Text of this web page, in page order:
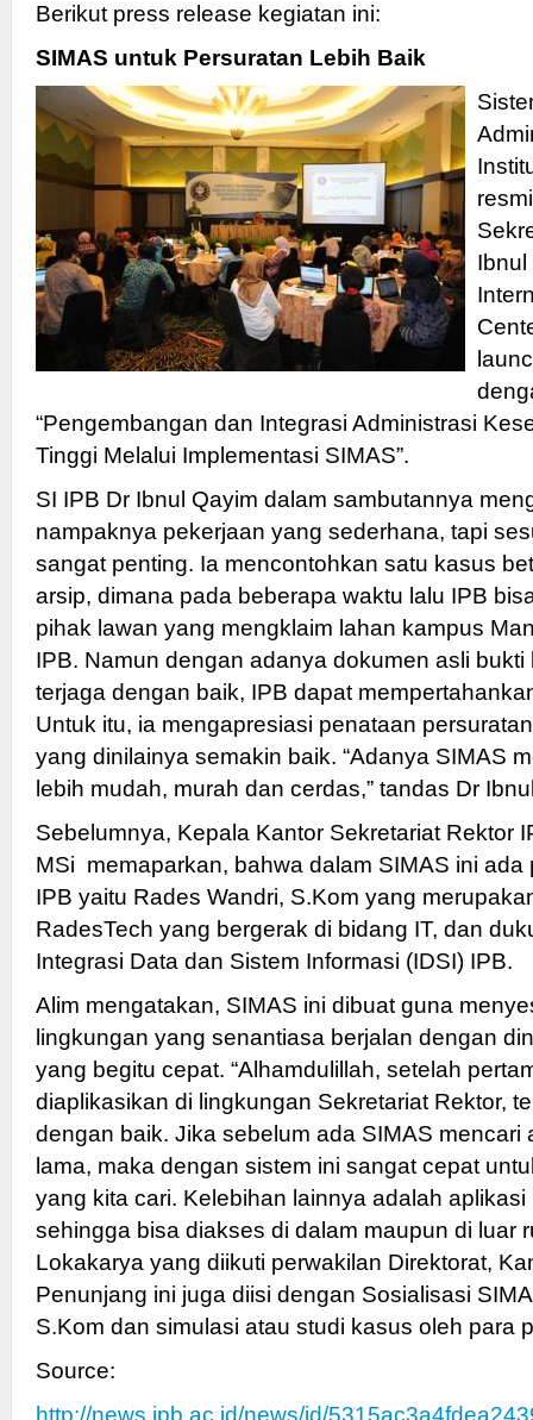
Berikut press release kegiatan ini:
SIMAS untuk Persuratan Lebih Baik
Ibnul
“Pengembangan dan Integrasi Administrasi
Tinggi Melalui Implementasi SIMAS”.
SI IPB Dr Ibnul Qayim dalam sambutannya
nampaknya pekerjaan yang sederhana, tapi
sangat penting. Ia mencontohkan satu kasus
arsip, dimana pada beberapa waktu lalu IPB
pihak lawan yang mengklaim lahan kampus
IPB. Namun dengan adanya dokumen asli
terjaga dengan baik, IPB dapat
Untuk itu, ia mengapresiasi penataan
yang dinilainya semakin baik. “Adanya SIMAS
lebih mudah, murah dan cerdas,” tandas Dr
Sebelumnya, Kepala Kantor Sekretariat Rektor
MSi memaparkan, bahwa dalam SIMAS ini ada
IPB yaitu Rades Wandri, S.Kom yang
RadesTech yang bergerak di bidang IT, dan
Integrasi Data dan Sistem Informasi (IDSI) IPB.
Alim mengatakan, SIMAS ini dibuat guna
lingkungan yang senantiasa berjalan dengan
yang begitu cepat. “Alhamdulillah, setelah
diaplikasikan di lingkungan Sekretariat Rektor,
dengan baik. Jika sebelum ada SIMAS mencari
lama, maka dengan sistem ini sangat cepat
yang kita cari. Kelebihan lainnya adalah
sehingga bisa diakses di dalam maupun di luar
Lokakarya yang diikuti perwakilan Direktorat,
Penunjang ini juga diisi dengan Sosialisasi
S.Kom dan simulasi atau studi kasus oleh para
Source:
http://news.ipb.ac.id/news/id/